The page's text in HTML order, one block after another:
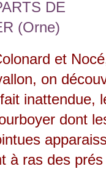
et
on
inattendue,
dont
à ras des